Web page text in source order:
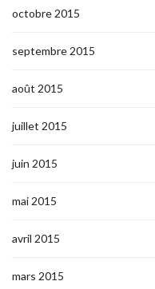
octobre 2015
septembre 2015
août 2015
juillet 2015
juin 2015
mai 2015
avril 2015
mars 2015